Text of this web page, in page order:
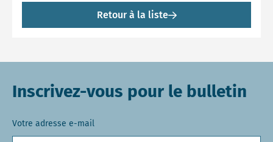
Retour à la liste
Inscrivez-vous pour le bulletin
Votre adresse e-mail